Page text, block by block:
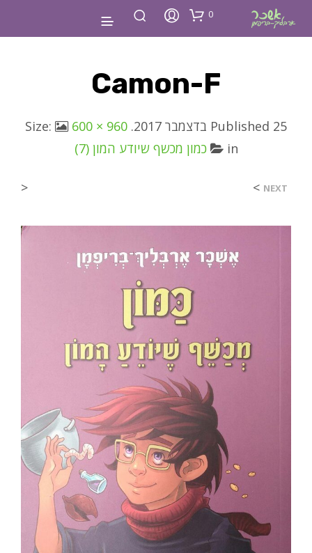
0
Camon-F
Published 25 בדצמבר 2017 . Size:
600 × 960
in
כמון מכשף שיודע המון (7)
< NEXT
>